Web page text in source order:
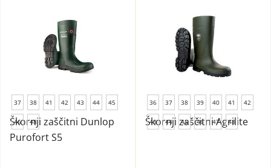
37 38 41 42 43 44 45
46 48
Škornji zaščitni Dunlop
Purofort S5
36 37 38 39 40 41 42
43 44 45 46 47 48
Škornji zaščitni Agrilite